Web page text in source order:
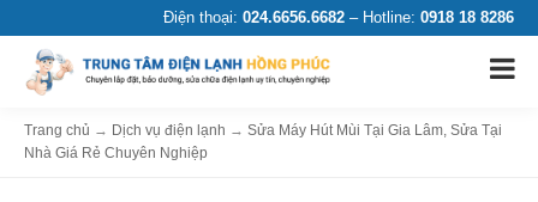
Điện thoại: 024.6656.6682 – Hotline: 0918 18 8286
Trang chủ → Dịch vụ điện lạnh → Sửa Máy Hút Mùi Tại Gia Lâm, Sửa Tại
Nhà Giá Rẻ Chuyên Nghiệp